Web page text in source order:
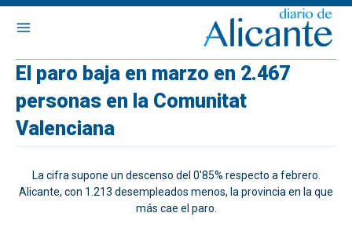
El paro baja en marzo en 2.467
personas en la Comunitat
Valenciana
La cifra supone un descenso del 0'85% respecto a febrero.
Alicante, con 1.213 desempleados menos, la provincia en la que
más cae el paro.